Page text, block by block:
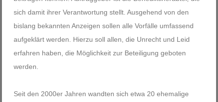
sich damit ihrer Verantwortung stellt. Ausgehend von den
bislang bekannten Anzeigen sollen alle Vorfälle umfassend
aufgeklärt werden. Hierzu soll allen, die Unrecht und Leid
erfahren haben, die Möglichkeit zur Beteiligung geboten
werden.
Seit den 2000er Jahren wandten sich etwa 20 ehemalige